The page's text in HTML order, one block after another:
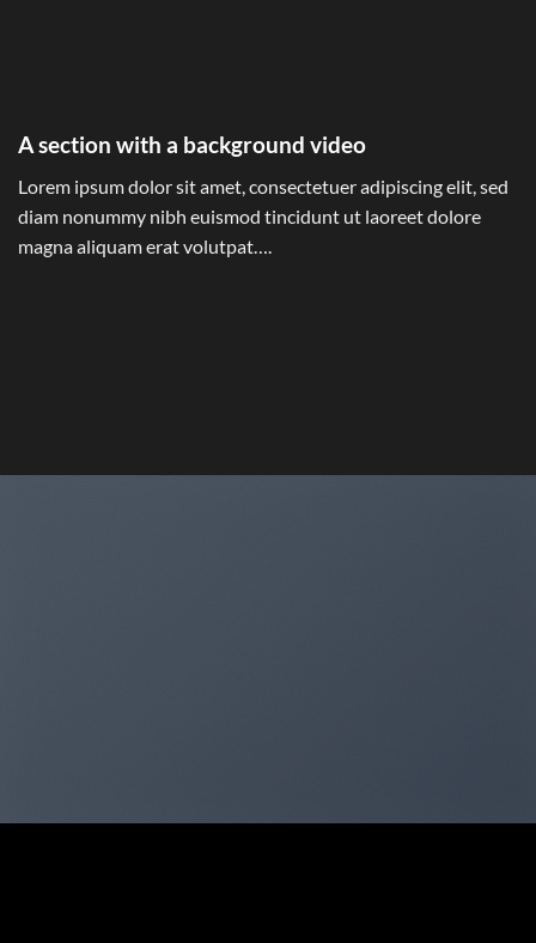
A section with a background video
Lorem ipsum dolor sit amet, consectetuer adipiscing elit, sed
diam nonummy nibh euismod tincidunt ut laoreet dolore
magna aliquam erat volutpat….